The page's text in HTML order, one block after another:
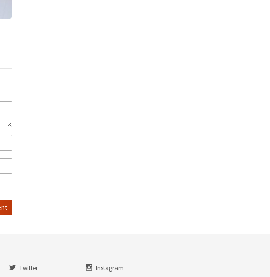
Twitter Instagram